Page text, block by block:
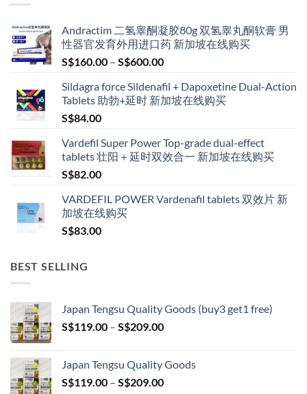
Andractim 二氢睾酮凝胶80g 双氢睾丸酮软膏 男
性器官发育外用进口药 新加坡在线购买
S$160.00 – S$600.00Price
S$160.00
through
Sildagra force Sildenafil + Dapoxetine Dual-Action
Tablets 助勃+延时 新加坡在线购买
S$84.00
Vardefil Super Power Top-grade dual-effect
tablets 壮阳＋延时双效合一 新加坡在线购买
S$82.00
VARDEFIL POWER Vardenafil tablets 双效片 新
加坡在线购买
S$83.00
BEST SELLING
Japan Tengsu Quality Goods (buy3 get1 free)
S$119.00 – S$209.00Price
through
S$209.00
Japan Tengsu Quality Goods
S$119.00 – S$209.00Price